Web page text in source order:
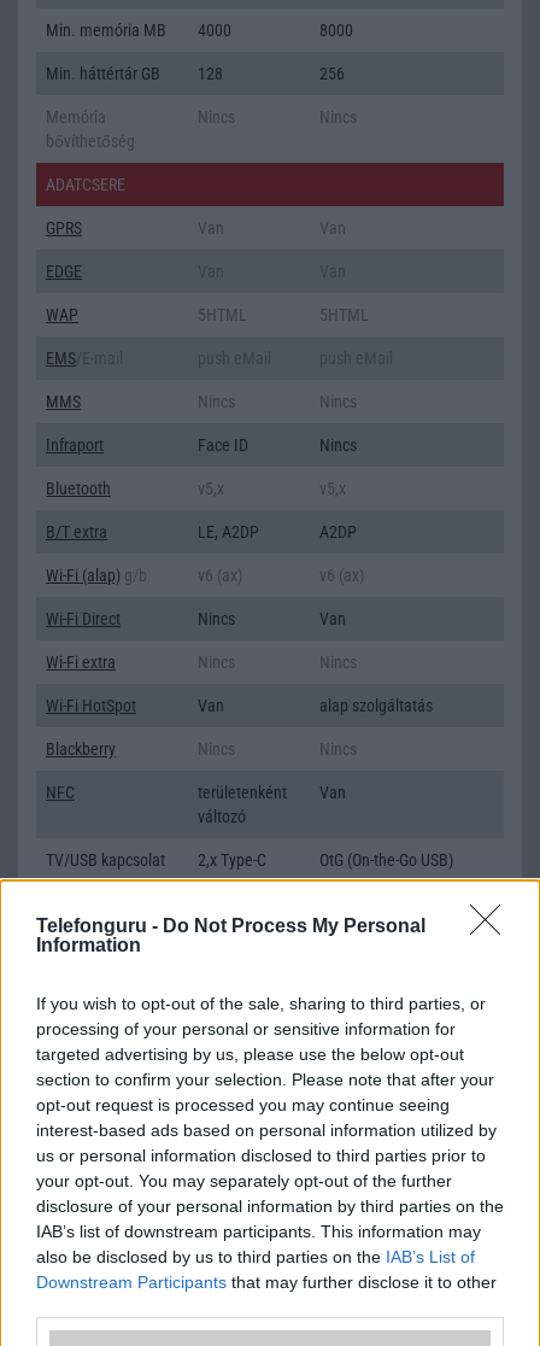
Telefonguru - Do Not Process My Personal
Information
If you wish to opt-out of the sale, sharing to third parties, or
processing of your personal or sensitive information for
targeted advertising by us, please use the below opt-out
section to confirm your selection. Please note that after your
opt-out request is processed you may continue seeing
interest-based ads based on personal information utilized by
us or personal information disclosed to third parties prior to
your opt-out. You may separately opt-out of the further
disclosure of your personal information by third parties on the
IAB’s list of downstream participants. This information may
also be disclosed by us to third parties on the IAB’s List of
Downstream Participants that may further disclose it to other
Min. memória MB 4000 8000
Min. háttértár GB 128 256
Memória
bővíthetőség
Nincs Nincs
ADATCSERE
GPRS Van Van
EDGE
WAP 5HTML 5HTML
EMS
MMS Nincs Nincs
Infraport Face ID Nincs
Bluetooth v5,x v5,x
B/T extra LE, A2DP A2DP
Wi-Fi (alap) g/b v6 (ax) v6 (ax)
Wi-Fi Direct Nincs Van
Wi-Fi extra Nincs Nincs
Wi-Fi HotSpot Van alap szolgáltatás
Blackberry Nincs Nincs
NFC
területenként
változó
Van
TV/USB kapcsolat 2,x Type-C OtG (On-the-Go USB)
Glonass
(EU), QZSS
(Japán)
(Orosz), BDS (Kína),
Push to Talk Nincs Nincs
AKKUMULÁTOR
Típus Li-Ion Li-Polimer
Készenléti idő h /
Cserélhetőség
Az
akkumulátor
nem vehetõ ki!
Az akkumulátor nem
vehetõ ki!
Beszélgetési idő h /
Gyorstöltés
Vezeték nélkül
tölthetõ!
66W-os gyorstöltés